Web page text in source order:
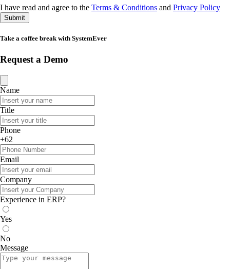
I have read and agree to the Terms & Conditions and Privacy Policy
Submit
Take a coffee break with SystemEver
Request a Demo
Name
Title
Phone
+62
Email
Company
Experience in ERP?
Yes
No
Message